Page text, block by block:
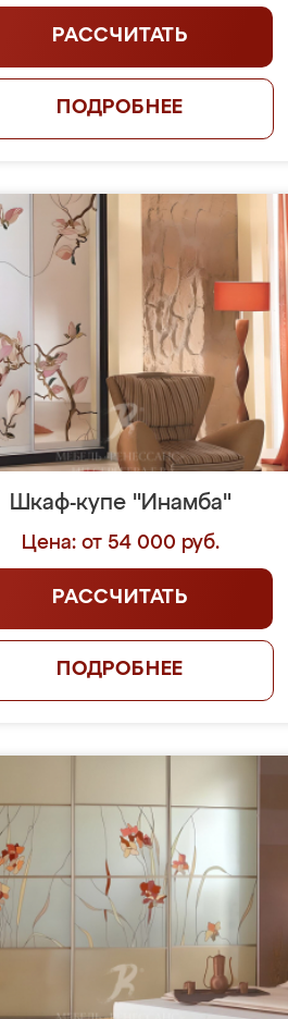
РАССЧИТАТЬ
ПОДРОБНЕЕ
Шкаф-купе "Инамба"
Цена: от 54 000 руб.
РАССЧИТАТЬ
ПОДРОБНЕЕ